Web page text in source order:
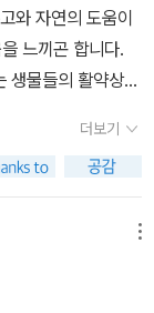
와 자연의 도움이
.
생물들의 활약상을
을 다시금 생각하
죠. 잠자리,
약을 뿌리지 않
다. 작은 논이지
우주를 이루고 살
더보기